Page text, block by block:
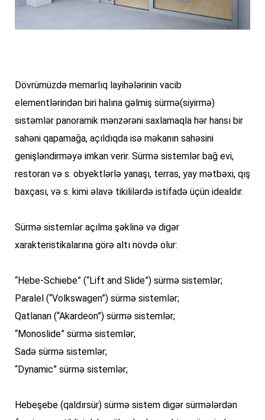
Dövrümüzdə memarlıq layihələrinin vacib
elementlərindən biri halına gəlmiş sürmə(siyirmə)
sistəmlər panoramik mənzərəni saxlamaqla hər hansı bir
sahəni qapamağa, açıldıqda isə məkanın sahəsini
genişləndirməyə imkan verir. Sürmə sistemlər bağ evi,
restoran və s. obyektlərlə yanaşı, terras, yay mətbəxi, qış
baxçası, və s. kimi əlavə tikililərdə istifadə üçün idealdır.
Sürmə sistemlər açılma şəklinə və digər
xarakteristikalarına görə altı növdə olur:
“Hebe-Schiebe” (“Lift and Slide”) sürmə sistemlər;
Paralel (“Volkswagen”) sürmə sistemlər;
Qatlanan (“Akardeon”) sürmə sistemlər;
“Monoslide” sürmə sistemlər;
Sadə sürmə sistemlər;
“Dynamic” sürmə sistemlər;
Hebeşebe (qaldırsür) sürmə sistem digər sürmələrdən